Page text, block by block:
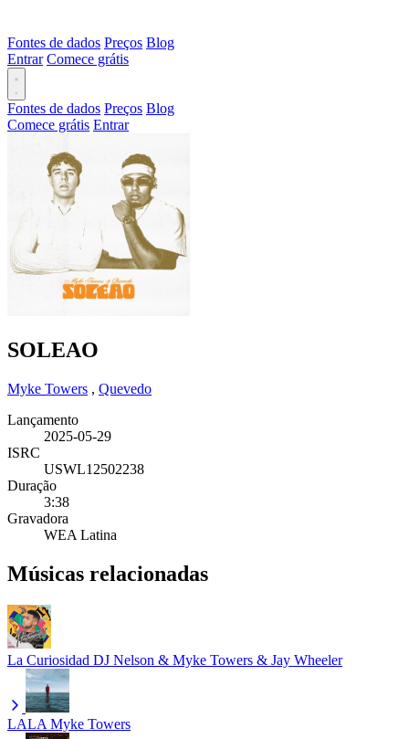
Fontes de dados Preços Blog
Entrar Comece grátis
Fontes de dados Preços Blog
Comece grátis Entrar
SOLEAO
Myke Towers , Quevedo
Lançamento
2025-05-29
ISRC
USWL12502238
Duração
3:38
Gravadora
WEA Latina
Músicas relacionadas
La Curiosidad DJ Nelson & Myke Towers & Jay Wheeler
LALA Myke Towers